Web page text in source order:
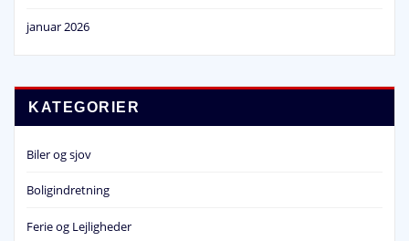
januar 2026
KATEGORIER
Biler og sjov
Boligindretning
Ferie og Lejligheder